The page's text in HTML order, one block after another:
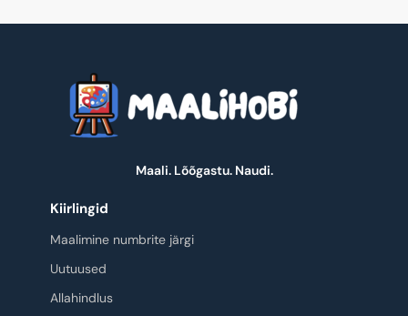
Maali. Lõõgastu. Naudi.
Kiirlingid
Maalimine numbrite järgi
Uutuused
Allahindlus